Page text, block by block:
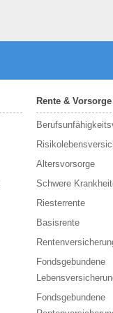
Rente & Vorsorge
Altersvorsorge
Schwere
Riesterrente
Basisrente
Fondsgebundene
Fondsgebundene